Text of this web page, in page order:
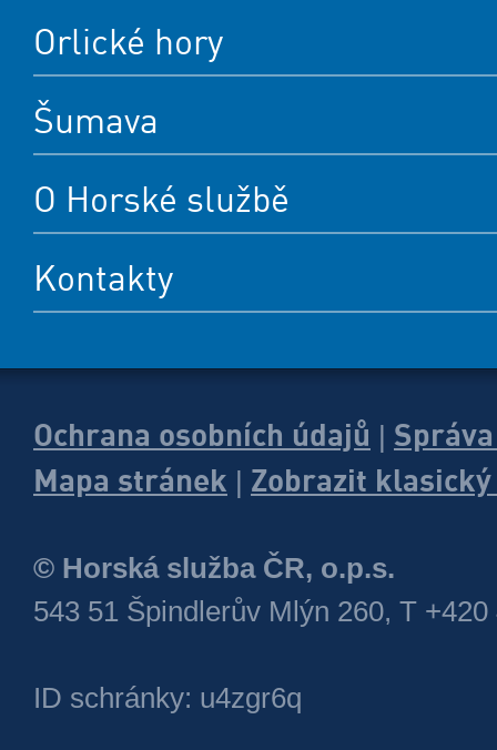
Orlické hory
Šumava
O Horské službě
Kontakty
Ochrana osobních údajů
Mapa stránek
Zobrazit
© Horská služba ČR, o.p.s.
543 51 Špindlerův Mlýn 260, T +420
ID schránky: u4zgr6q